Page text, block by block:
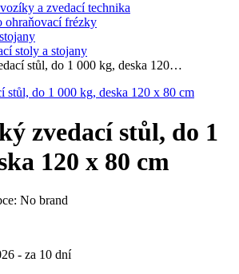
a zvedací technika
ohraňovací frézky
stoly a stojany
stůl, do 1 000 kg, deska 120…
zvedací stůl, do 1
120 x 80 cm
No brand
- za 10 dní